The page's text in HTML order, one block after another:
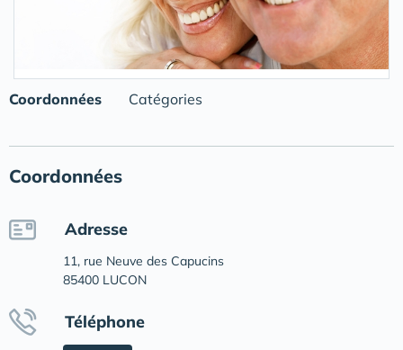
Coordonnées Catégories
Coordonnées
Adresse
11, rue Neuve des Capucins
85400 LUCON
Téléphone